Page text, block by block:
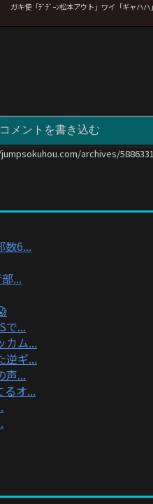
ガキ使「ﾃﾞﾃﾞｰﾝ松本アウト」ワイ「ギャハ
コメントを書き込む
archives/
数6...
...
で...
カム...
逆ギ...
声...
るオ...